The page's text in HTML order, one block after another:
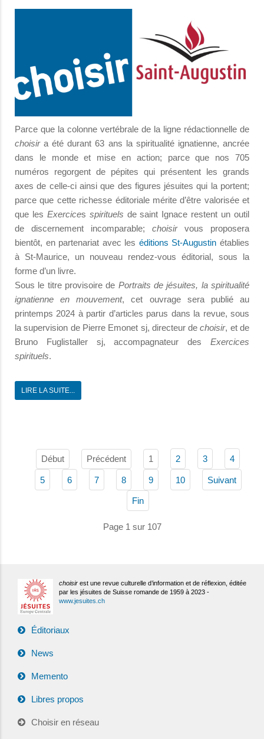
Parce que la colonne vertébrale de la ligne rédactionnelle de
choisira été durant 63 ans la spiritualité ignatienne, ancrée
dans le monde et mise en action; parce que nos 705
numéros regorgent de pépites qui présentent les grands
axes de celle-ci ainsi que des figures jésuites qui la portent;
parce que cette richesse éditoriale mérite d’être valorisée et
que les Exercices spirituels de saint Ignace restent un outil
de discernement incomparable; choisirvous proposera
bientôt, en partenariat avec les éditions St-Augustin établies
à St-Maurice, un nouveau rendez-vous éditorial, sous la
forme d’un livre.
Sous le titre provisoire de Portraits de jésuites, la spiritualité
ignatienne en mouvement, cet ouvrage sera publié au
printemps 2024 à partir d’articles parus dans la revue, sous
la supervision de Pierre Emonet sj, directeur dechoisir, et de
Bruno Fuglistaller sj, accompagnateur des Exercices
spirituels.
LIRE LA SUITE...
Début Précédent 1 2 3 4
5 6 7 8 9 10 Suivant
Fin
Page 1 sur 107
choisir est une revue culturelle d’information et de réflexion, éditée
par les jésuites de Suisse romande de 1959 à 2023 -
www.jesuites.ch
Éditoriaux
News
Memento
Libres propos
Choisir en réseau